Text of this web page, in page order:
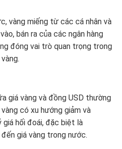
vàng miếng từ các cá nhân và
bán ra của các ngân hàng
đóng vai trò quan trọng trong
giá vàng và đồng USD thường
vàng có xu hướng giảm và
hối đoái, đặc biệt là
giá vàng trong nước.